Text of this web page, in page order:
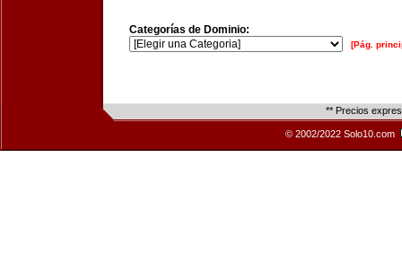
Categorías de Dominio:
[Pág.
** Precios
© 2002/2022 Solo10.com